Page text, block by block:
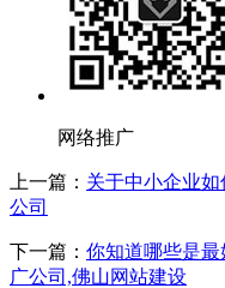
网络推广
上一篇： 关于中小企业如
公司
下一篇： 你知道哪些是
广公司,佛山网站建设